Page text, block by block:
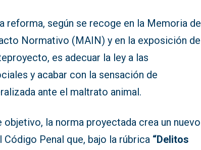
reforma, según se recoge en la Memoria de
Normativo (MAIN) y en la exposición de
es adecuar la ley a las
y acabar con la sensación de
ante el maltrato animal.
objetivo, la norma proyectada crea un nuevo
Penal que, bajo la rúbrica “Delitos